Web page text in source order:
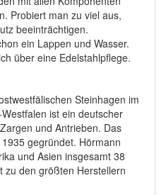
Probiert man zu viel aus,
beeinträchtigen.
ein Lappen und Wasser.
über eine Edelstahlpflege.
Steinhagen im
ist ein deutscher
und Antrieben. Das
gegründet. Hörmann
und Asien insgesamt 38
zu den größten Herstellern